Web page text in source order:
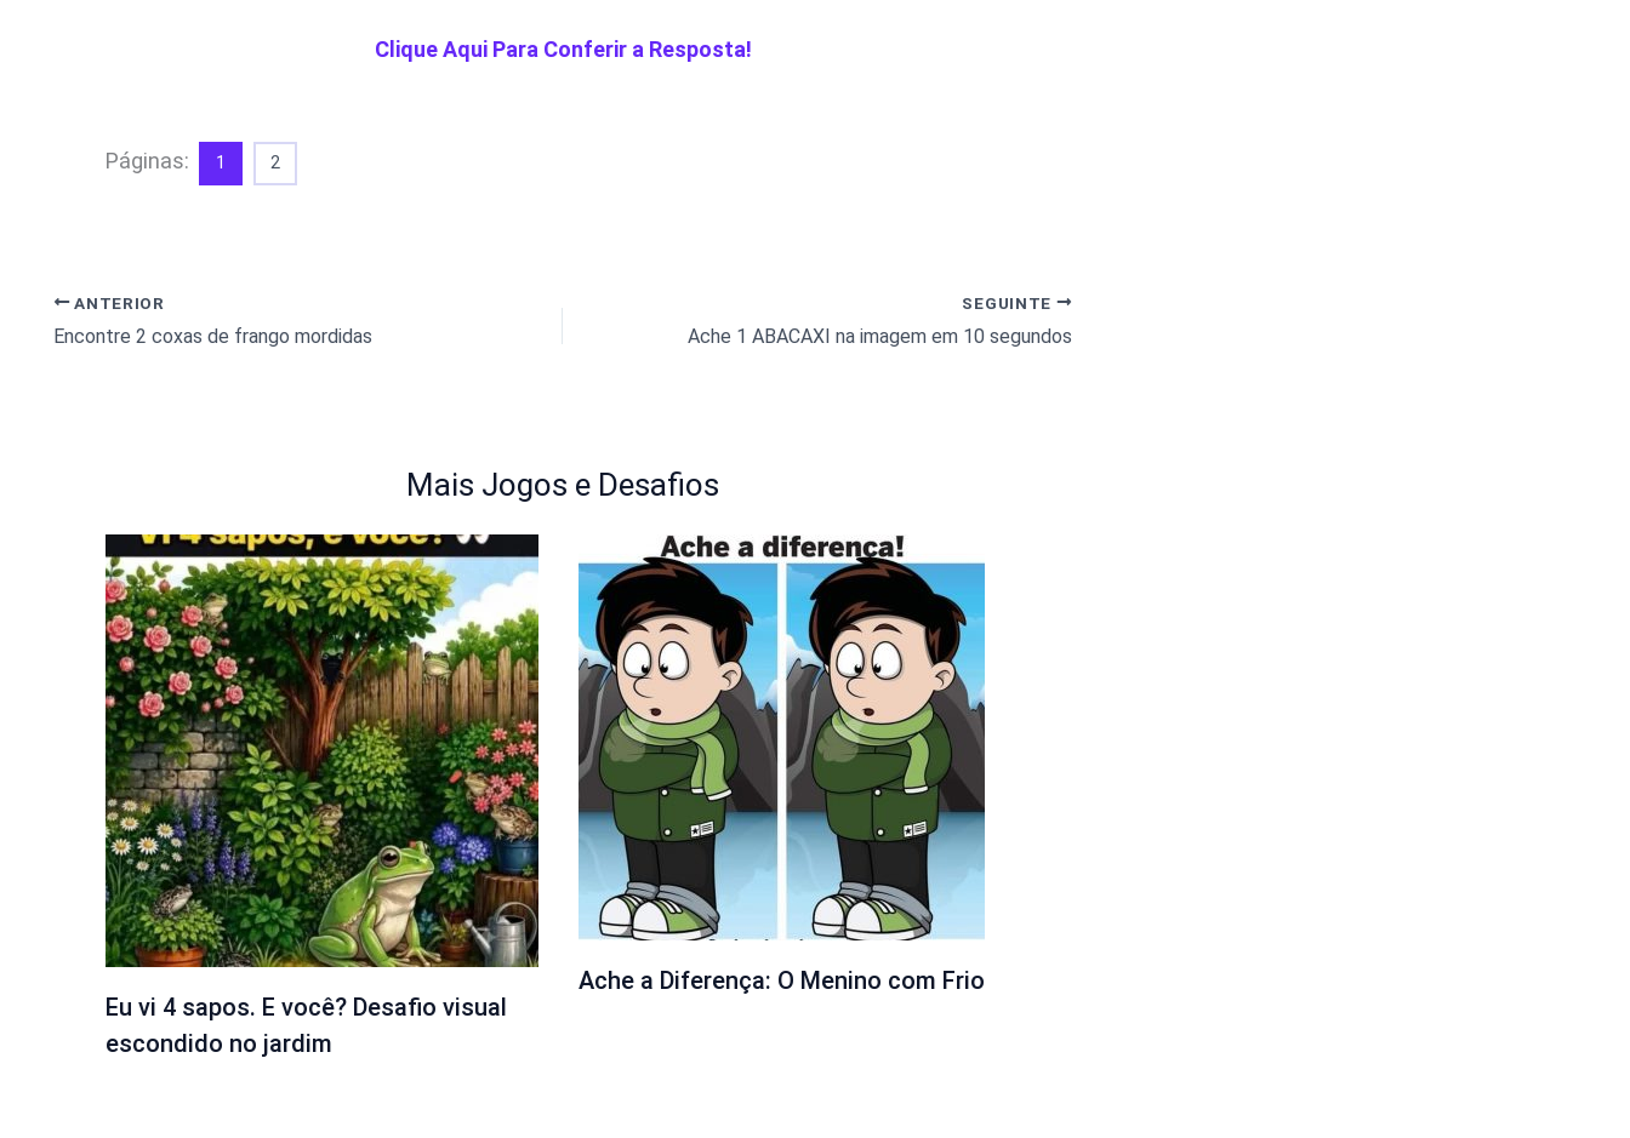
Clique Aqui Para Conferir a Resposta!
Páginas: 1 2
ANTERIOR
Encontre 2 coxas de frango mordidas
SEGUINTE
Ache 1 ABACAXI na imagem em 10 segundos
Mais Jogos e Desafios
Eu vi 4 sapos. E você? Desafio visual
escondido no jardim
Ache a Diferença: O Menino com Frio